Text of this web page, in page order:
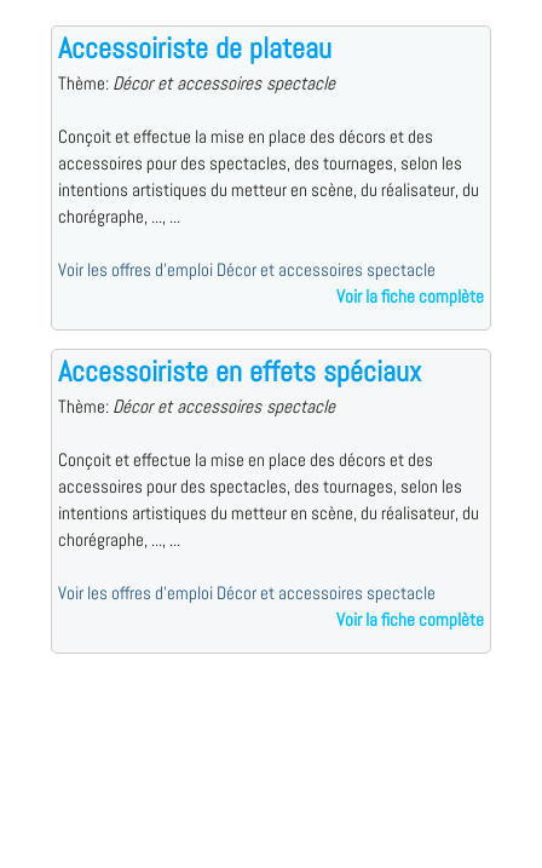
Accessoiriste de plateau
Thème: Décor et accessoires spectacle
Conçoit et effectue la mise en place des décors et des
accessoires pour des spectacles, des tournages, selon les
intentions artistiques du metteur en scène, du réalisateur, du
chorégraphe, ..., ...
Voir les offres d'emploi Décor et accessoires spectacle
Voir la fiche complète
Accessoiriste en effets spéciaux
Thème: Décor et accessoires spectacle
Conçoit et effectue la mise en place des décors et des
accessoires pour des spectacles, des tournages, selon les
intentions artistiques du metteur en scène, du réalisateur, du
chorégraphe, ..., ...
Voir les offres d'emploi Décor et accessoires spectacle
Voir la fiche complète